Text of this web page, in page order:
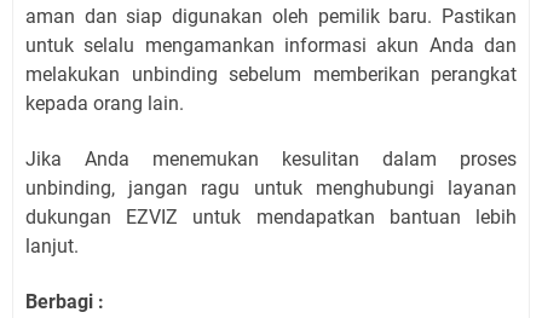
aman dan siap digunakan oleh pemilik baru. Pastikan
untuk selalu mengamankan informasi akun Anda dan
melakukan unbinding sebelum memberikan perangkat
kepada orang lain.
Jika Anda menemukan kesulitan dalam proses
unbinding, jangan ragu untuk menghubungi layanan
dukungan EZVIZ untuk mendapatkan bantuan lebih
lanjut.
Berbagi :